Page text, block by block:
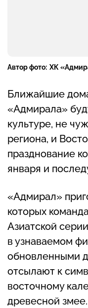
Автор фото: ХК
Ближайшие
«Адмирала»
культуре, не
региона, и
празднование
января и
«Адмирал»
которых
Азиатской
в узнаваемом
обновленными
отсылают к
восточному
древесной